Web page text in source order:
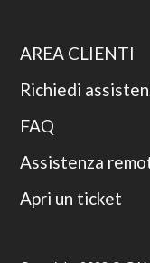
AREA CLIENTI
Richiedi
FAQ
Assistenza
Apri un ticket